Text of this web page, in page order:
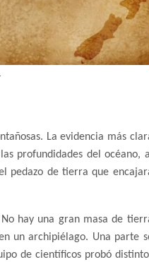
La evidencia más
profundidades del océano, al
pedazo de tierra que
hay una gran masa de
un archipiélago. Una parte
de científicos probó